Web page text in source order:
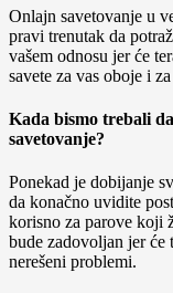
Onlajn savetovanje u
pravi trenutak da
vašem odnosu jer će
savete za vas oboje i
Kada bismo trebali
savetovanje?
Ponekad je dobijanje
da konačno uvidite
korisno za parove koji
bude zadovoljan jer će
nerešeni problemi.